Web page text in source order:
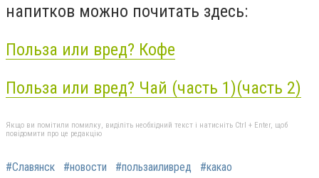
напитков можно почитать здесь:
Польза или вред? Кофе
Польза или вред? Чай (часть 1)(часть 2)
Якщо ви помітили помилку, виділіть необхідний текст і натисніть Ctrl + Enter, щоб
повідомити про це редакцію
#Славянск #новости #пользаиливред #какао